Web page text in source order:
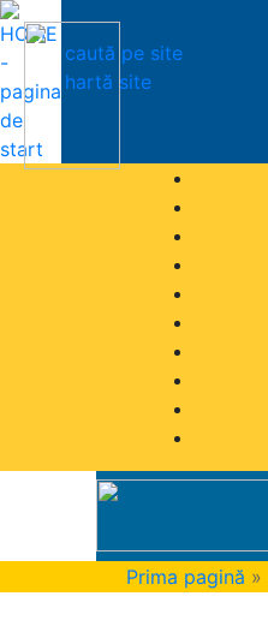
caută pe site
hartă site
Prima pagină »